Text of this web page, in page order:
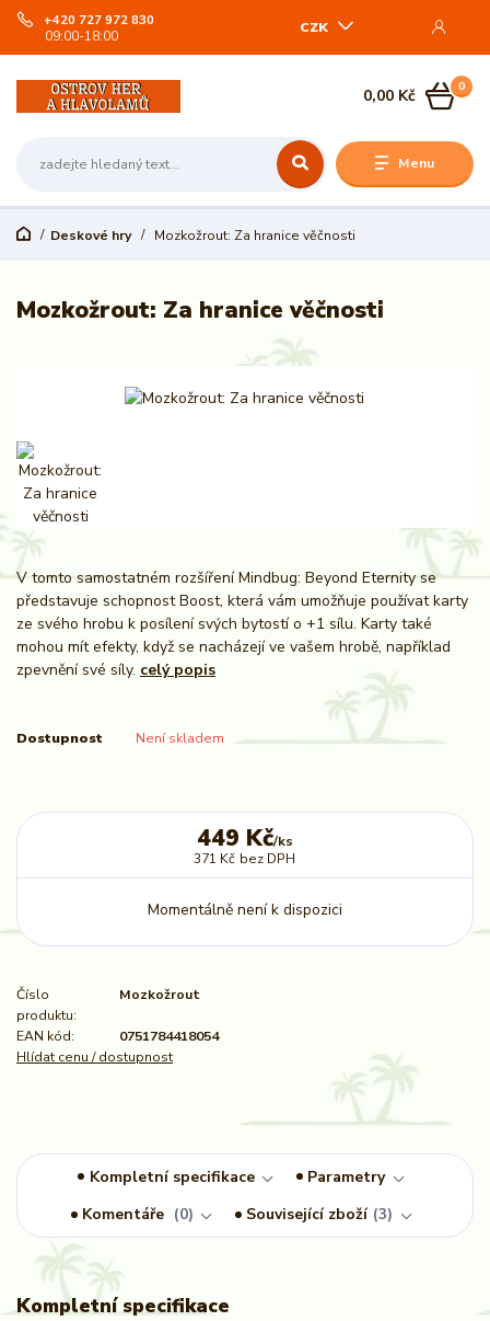
Menu
CZK
+420 727 972 830
09:00-18:00
0
0,00 Kč
Deskové hry Mozkožrout: Za hranice věčnosti
Mozkožrout: Za hranice věčnosti
V tomto samostatném rozšíření Mindbug: Beyond Eternity se
představuje schopnost Boost, která vám umožňuje používat karty
ze svého hrobu k posílení svých bytostí o +1 sílu. Karty také
mohou mít efekty, když se nacházejí ve vašem hrobě, například
zpevnění své síly. celý popis
Dostupnost Není skladem
449 Kč/ks
371 Kč bez DPH
Momentálně není k dispozici
Číslo
produktu:
Mozkožrout
EAN kód:
0751784418054
Hlídat cenu / dostupnost
Kompletní specifikace
Parametry
Komentáře
0 Související zboží 3
Kompletní specifikace